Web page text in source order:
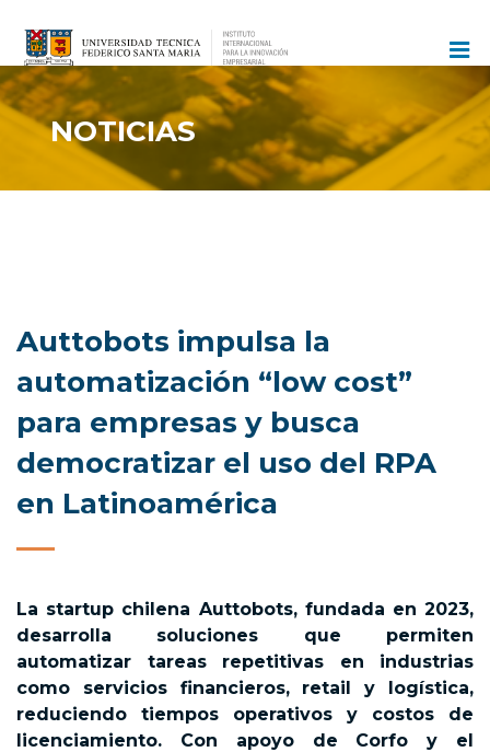
contenido
NOTICIAS
Auttobots impulsa la
automatización “low cost”
para empresas y busca
democratizar el uso del RPA
en Latinoamérica
La startup chilena Auttobots, fundada en 2023,
desarrolla soluciones que permiten
automatizar tareas repetitivas en industrias
como servicios financieros, retail y logística,
reduciendo tiempos operativos y costos de
licenciamiento. Con apoyo de Corfo y el